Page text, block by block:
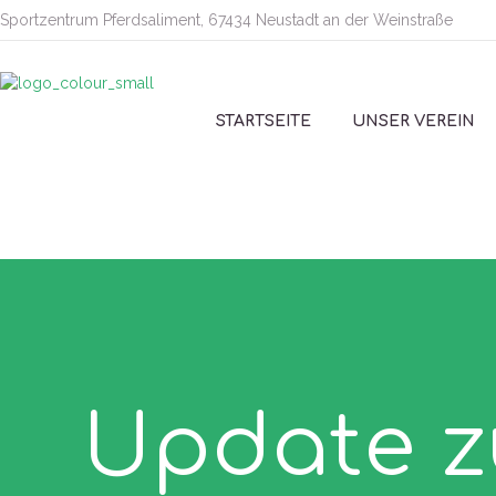
Sportzentrum Pferdsaliment, 67434 Neustadt an der Weinstraße
STARTSEITE UNSER VEREIN
Update